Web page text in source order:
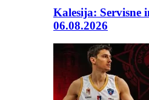
Kalesija: Servisne
06.08.2026